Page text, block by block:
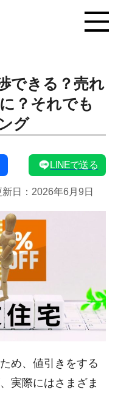
できる？売れ
？それでも
グ
LINEで送る
日： 2026年6月9日
め、値引きをする
実際にはさまざま